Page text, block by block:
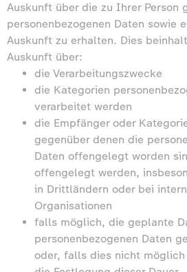
Auskunft über die zu Ihrer Person
personenbezogenen Daten sowie
Auskunft zu erhalten. Dies
Auskunft über:
die Verarbeitungszwecke
die Kategorien
verarbeitet werden
die Empfänger oder
gegenüber denen die
Daten offengelegt worden
offengelegt werden,
in Drittländern oder bei
Organisationen
falls möglich, die geplante
personenbezogenen Daten
oder, falls dies nicht